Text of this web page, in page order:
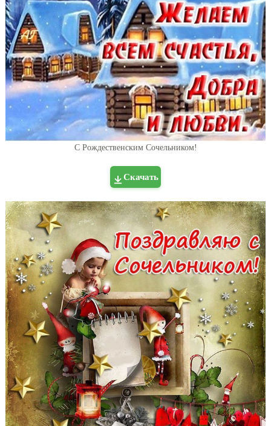
С Рождественским Сочельником!
Скачать